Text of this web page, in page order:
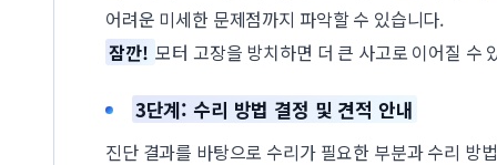
어려운 미세한 문제점까지 파악할 수 있습니다.
잠깐! 모터 고장을 방치하면 더 큰 사고로 이어질 수
3단계: 수리 방법 결정 및 견적 안내
진단 결과를 바탕으로 수리가 필요한 부분과 수리 방